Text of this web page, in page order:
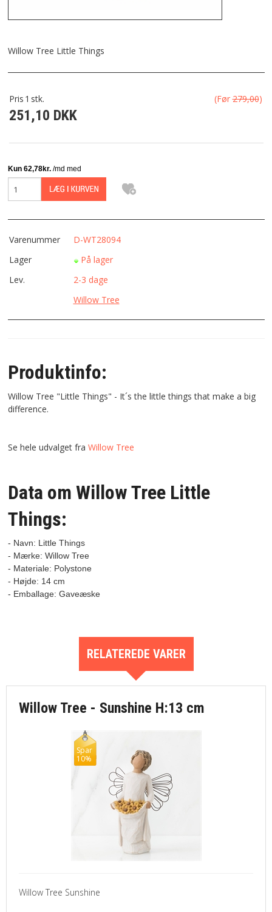
FRAGT
KONTAKT
FORTRYDELSESRET
Willow Tree Little Things
Pris 1 stk. (Før279,00)
251,10 DKK
Varenummer
D-WT28094
Lager
På lager
Lev.
2-3 dage
Willow Tree
Produktinfo:
Willow Tree "Little Things" - It´s the little things that make a big
difference.
Se hele udvalget fra Willow Tree
Data om Willow Tree Little
Things:
- Navn: Little Things
- Mærke: Willow Tree
- Materiale: Polystone
- Højde: 14 cm
- Emballage: Gaveæske
RELATEREDE VARER
Willow Tree - Sunshine H:13 cm
Spar
10%
Willow Tree Sunshine